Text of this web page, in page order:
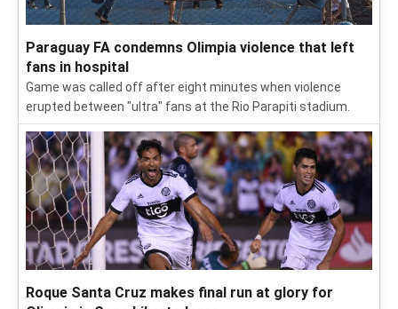
Paraguay FA condemns Olimpia violence that left
fans in hospital
Game was called off after eight minutes when violence
erupted between "ultra" fans at the Rio Parapiti stadium.
Roque Santa Cruz makes final run at glory for